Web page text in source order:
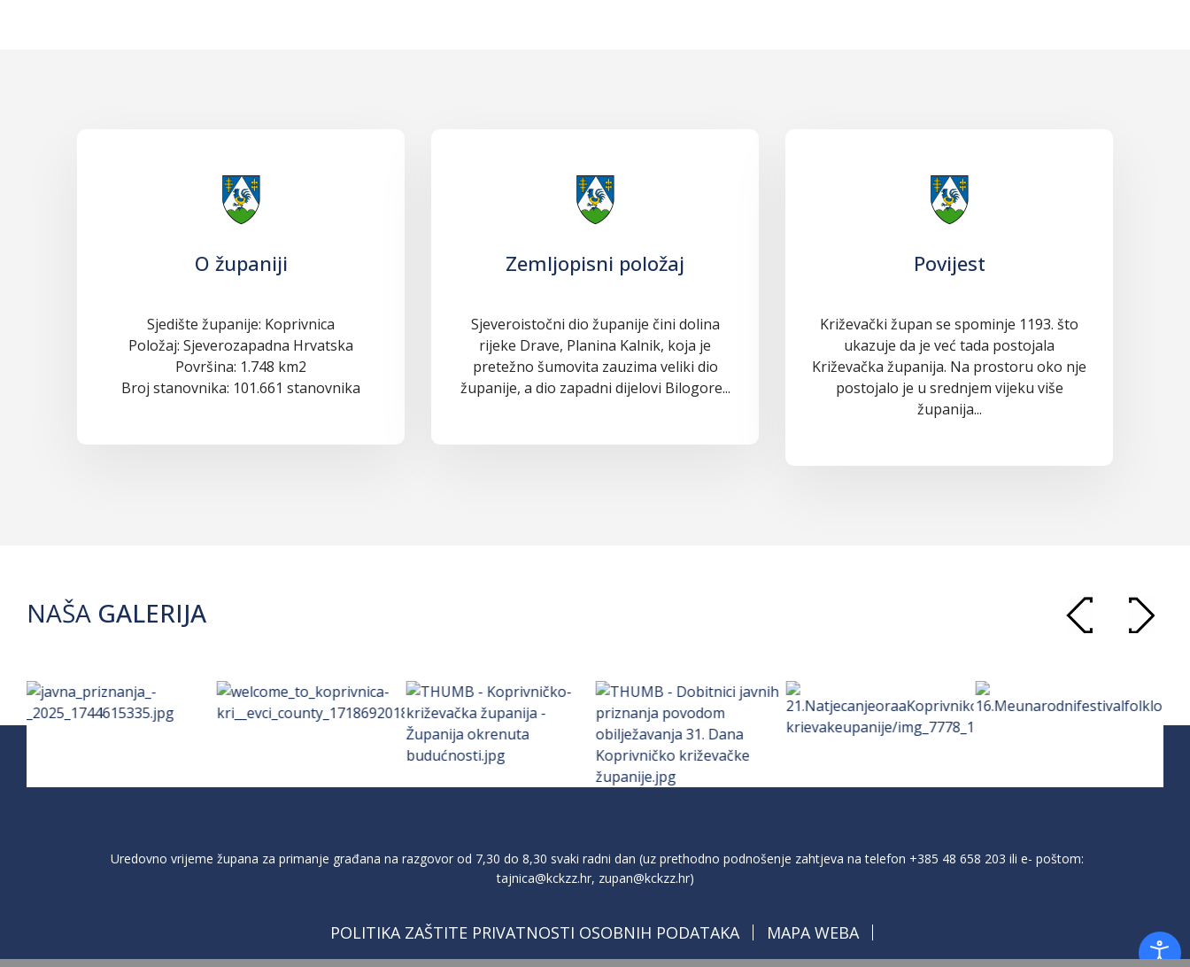
O županiji
Sjedište županije: Koprivnica
Položaj: Sjeverozapadna Hrvatska
Površina: 1.748 km2
Broj stanovnika: 101.661 stanovnika
Zemljopisni položaj
Sjeveroistočni dio županije čini dolina
rijeke Drave, Planina Kalnik, koja je
pretežno šumovita zauzima veliki dio
županije, a dio zapadni dijelovi Bilogore...
Povijest
Križevački župan se spominje 1193. što
ukazuje da je već tada postojala
Križevačka županija. Na prostoru oko nje
postojalo je u srednjem vijeku više
županija...
NAŠA GALERIJA
Uredovno vrijeme župana za primanje građana na razgovor od 7,30 do 8,30 svaki radni dan (uz prethodno podnošenje zahtjeva na telefon +385 48 658 203 ili e- poštom:
tajnica@kckzz.hr, zupan@kckzz.hr)
POLITIKA ZAŠTITE PRIVATNOSTI OSOBNIH PODATAKA MAPA WEBA